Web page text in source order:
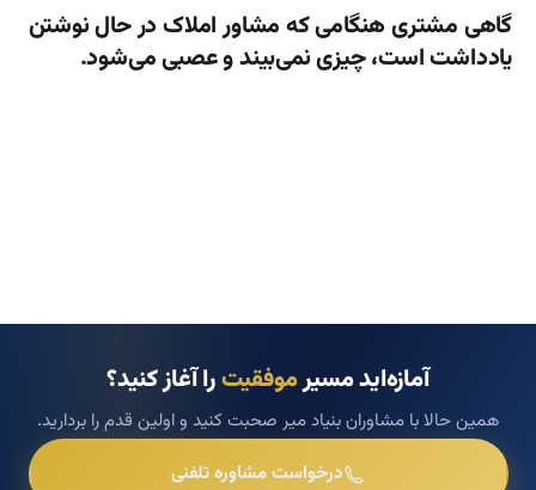
گاهی مشتری هنگامی که مشاور املاک در حال نوشتن
یادداشت است، چیزی نمی‌بیند و عصبی می‌شود.
آمازه‌اید مسیرموفقیترا آغاز کنید؟
همین حالا با مشاوران بنیاد میر صحبت کنید و اولین قدم را بردارید.
درخواست مشاوره تلفنی